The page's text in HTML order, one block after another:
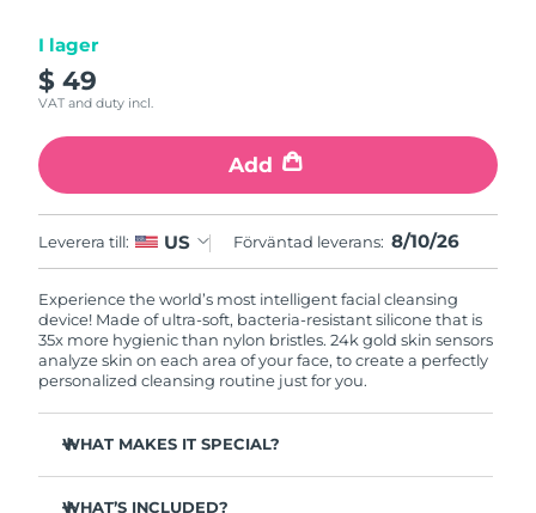
I lager
$ 49
VAT and duty incl.
Add
Leverera till: US Förväntad leverans: 8/10/26
Experience the world’s most intelligent facial cleansing
device! Made of ultra-soft, bacteria-resistant silicone that is
35x more hygienic than nylon bristles. 24k gold skin sensors
analyze skin on each area of your face, to create a perfectly
personalized cleansing routine just for you.
WHAT MAKES IT SPECIAL?
cleanse.
WHAT’S INCLUDED?